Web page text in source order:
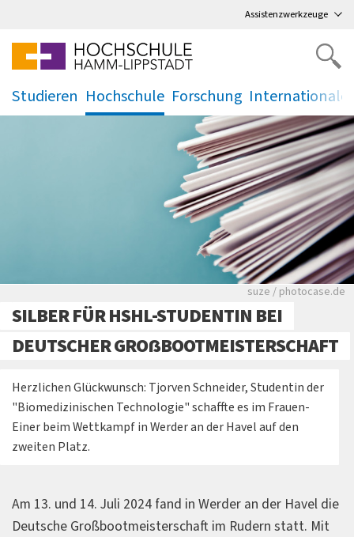
Assistenzwerkzeuge
Studieren
.
Hochschule
.
Forschung
. .
Viele Zeitungen.
suze / photocase.de
SILBER FÜR HSHL-STUDENTIN BEI
DEUTSCHER GROẞBOOTMEISTERSCHAFT
Herzlichen Glückwunsch: Tjorven Schneider, Studentin der
"Biomedizinischen Technologie" schaffte es im Frauen-
Einer beim Wettkampf in Werder an der Havel auf den
zweiten Platz.
Am 13. und 14. Juli 2024 fand in Werder an der Havel die
Deutsche Großbootmeisterschaft im Rudern statt. Mit